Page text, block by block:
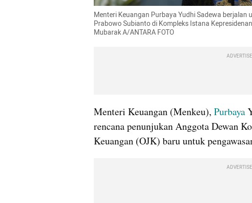
Menteri Keuangan Purbaya Yudhi Sadewa
Prabowo Subianto di Kompleks Istana
Mubarak A/ANTARA FOTO
Menteri Keuangan (Menkeu), Purbaya
rencana penunjukan Anggota Dewan
Keuangan (OJK) baru untuk